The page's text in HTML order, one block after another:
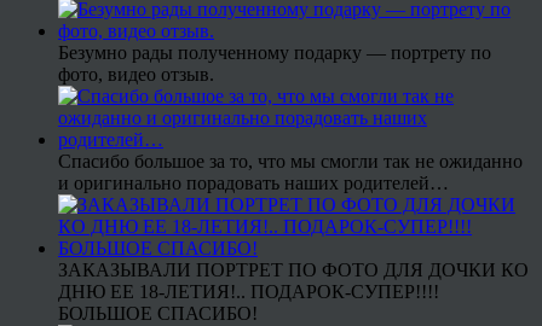
Безумно рады полученному подарку — портрету по
фото, видео отзыв.
Спасибо большое за то, что мы смогли так не ожиданно
и оригинально порадовать наших родителей…
ЗАКАЗЫВАЛИ ПОРТРЕТ ПО ФОТО ДЛЯ ДОЧКИ КО
ДНЮ ЕЕ 18-ЛЕТИЯ!.. ПОДАРОК-СУПЕР!!!!
БОЛЬШОЕ СПАСИБО!